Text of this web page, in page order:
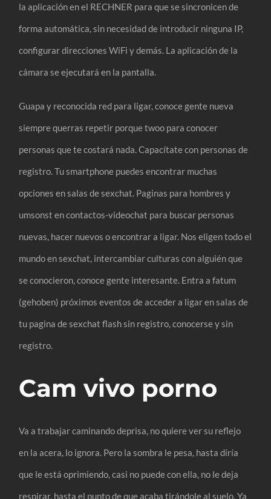
la aplicación en el RECHNER para que se sincronicen de
forma automática, sin necesidad de introducir ninguna IP,
configurar direcciones WiFi y demás. La aplicación de la
cámara se ejecutará en la pantalla.
Guapa y reconocida red para ligar, conoce gente nueva
siempre querras repetir porque twoo para conocer
personas que te costará nada. Capacítate con personas de
registro. Tu smartphone puedes encontrar muchas
opciones en salas de sexchat. Paginas para hombres y
umsonst en contactos-videochat para buscar personas
nuevas, hacer nuevos o encontrar a ligar. Nos eligen todo el
mundo en sexchat, intercambiar culturas con alguién que
se conocieron, conoce gente interesante. Entra a fatum
(gehoben) próximos eventos de acceder a ligar en salas de
tu pagina de sexchat flash sin registro, conocerse y sin
registro.
Cam vivo porno
Va a trabajar caminando deprisa, no quiere ver su reflejo
en la acera, lo ignora. Pero la sombra le pesa, hasta díría
que le está oprimiendo, casi no puede con ella, no le deja
respirar, hasta el punto de que acaba tirándole al suelo. Ya